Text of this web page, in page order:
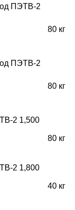
ПЭТВ-2
80 кг
ПЭТВ-2
80 кг
2 1,500
80 кг
2 1,800
40 кг